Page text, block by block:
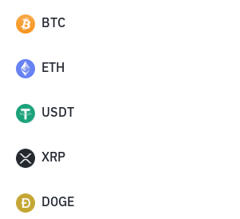
BTC
ETH
USDT
XRP
DOGE